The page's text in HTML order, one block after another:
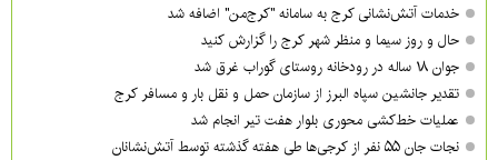
خدمات آتش‌نشانی کرج به سامانه "کرج‌من" اضافه شد
حال و روز سیما و منظر شهر کرج را گزارش کنید
جوان ۱۸ ساله در رودخانه روستای گوراب غرق شد
تقدیر جانشین سپاه البرز از سازمان حمل و نقل بار و مسافر کرج
عملیات خط‌کشی محوری بلوار هفت تیر انجام شد
نجات جان ۵۵ نفر از کرجی‌ها طی هفته گذشته توسط آتش‌نشانان